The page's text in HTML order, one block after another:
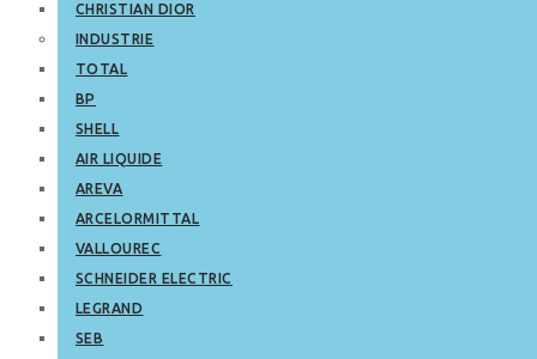
CHRISTIAN DIOR
INDUSTRIE
TOTAL
BP
SHELL
AIR LIQUIDE
AREVA
ARCELORMITTAL
VALLOUREC
SCHNEIDER ELECTRIC
LEGRAND
SEB